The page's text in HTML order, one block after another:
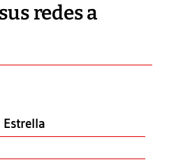
redes a
Estrella